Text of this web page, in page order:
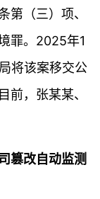
第（三）项、
罪。2025年1
将该案移交公
前，张某某、
篡改自动监测